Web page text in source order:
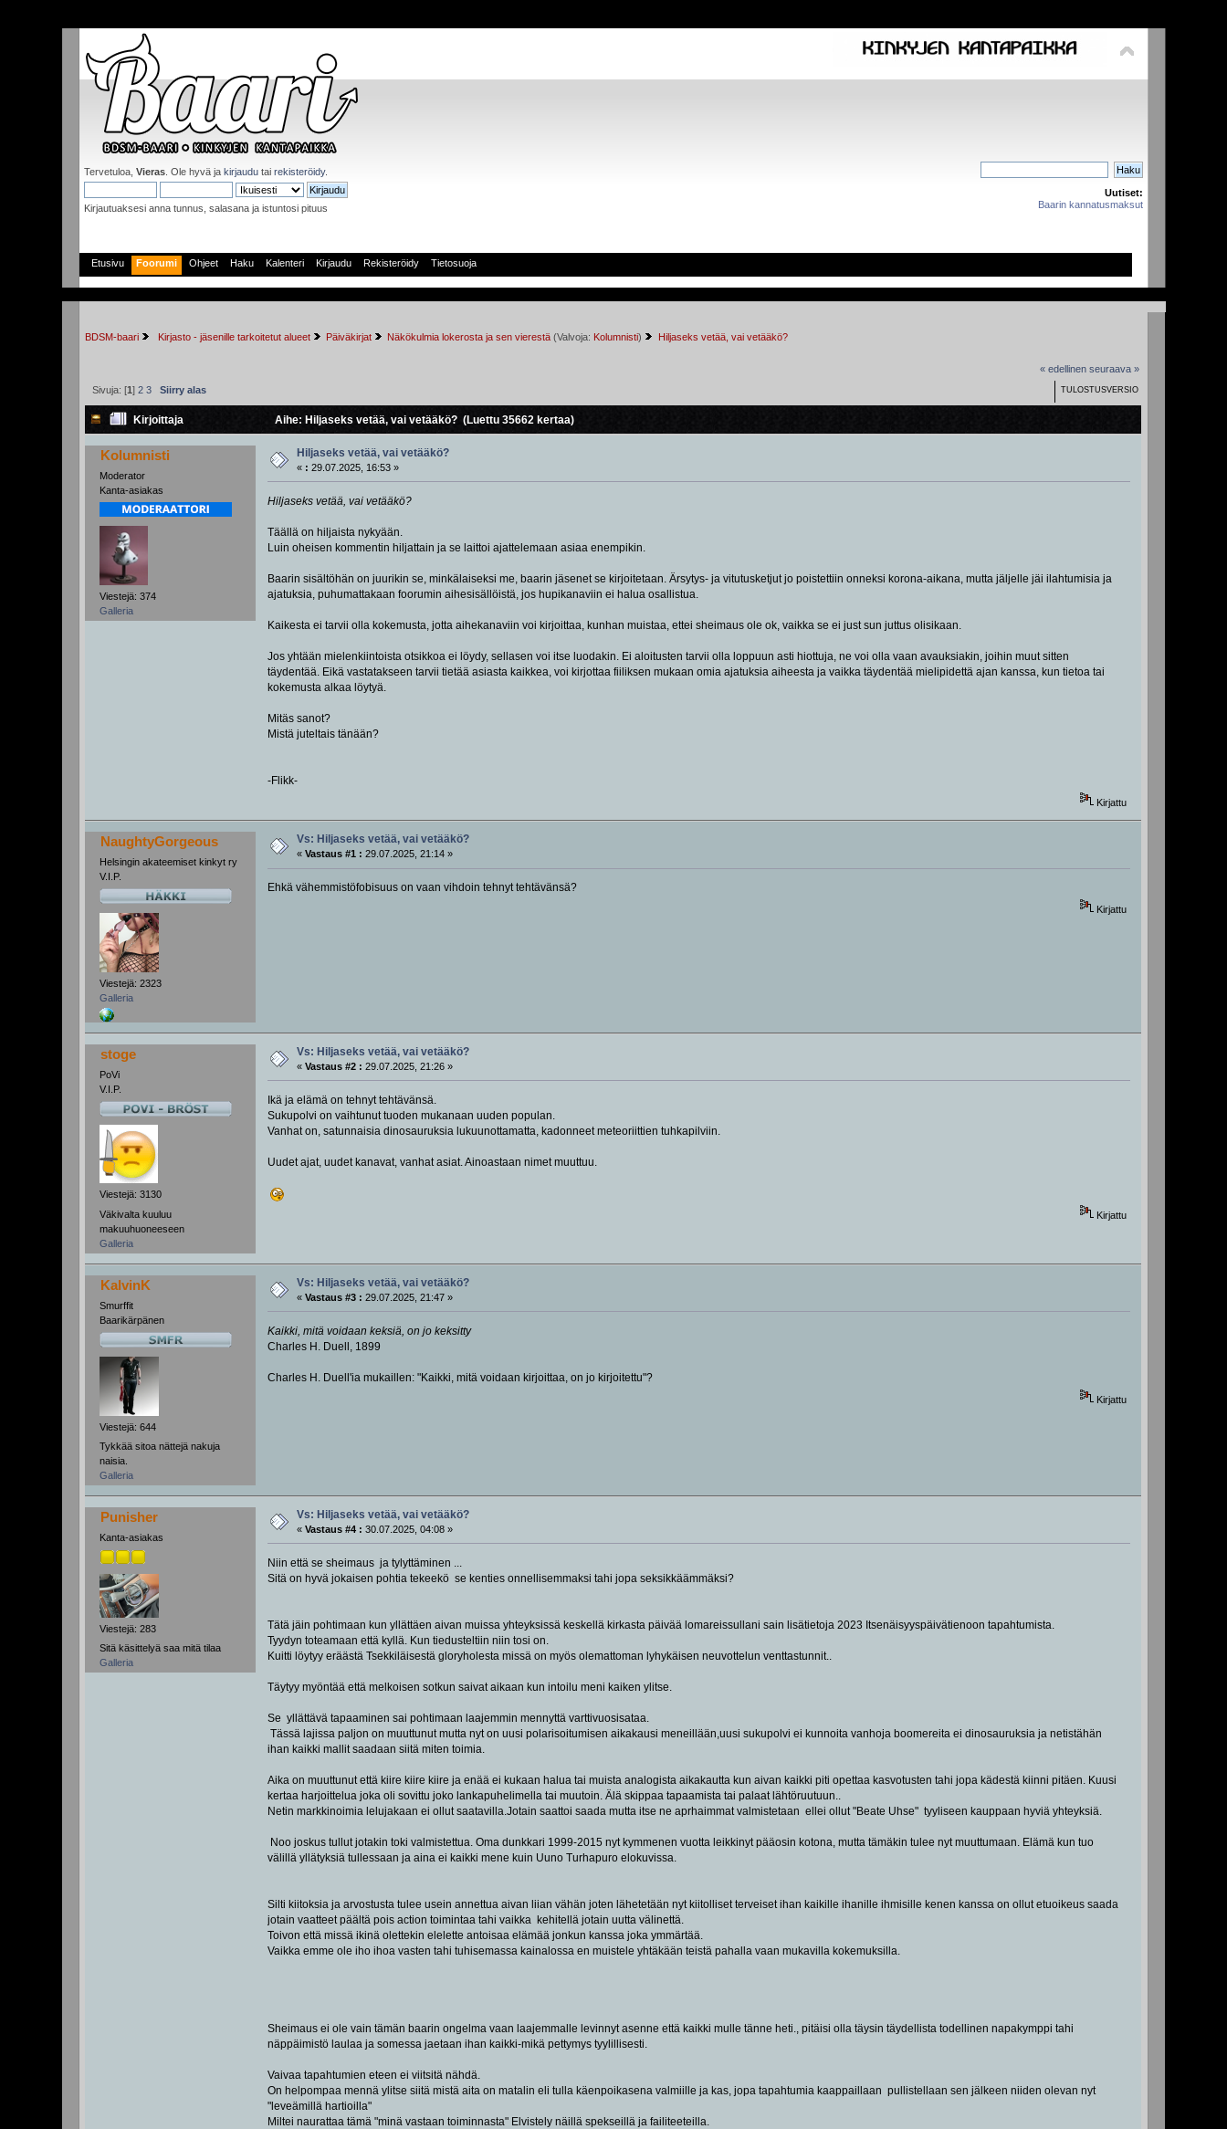
Tervetuloa,Vieras . Ole hyvä jakirjaudu tairekisteröidy.
Kirjautuaksesi anna tunnus, salasana ja istuntosi pituus
Uutiset:
Baarin kannatusmaksut
Etusivu Foorumi Ohjeet Haku Kalenteri Kirjaudu Rekisteröidy Tietosuoja
BDSM-baari Kirjasto - jäsenille tarkoitetut alueet Päiväkirjat Näkökulmia lokerosta ja sen vierestä (Valvoja: Kolumnisti) Hiljaseks vetää, vai vetääkö?
« edellinen seuraava »
TULOSTUSVERSIO
Sivuja: [1]2 3 Siirry alas
Kirjoittaja Aihe: Hiljaseks vetää, vai vetääkö? (Luettu 35662 kertaa)
Kolumnisti
Moderator
Kanta-asiakas
Viestejä: 374
Galleria
Hiljaseks vetää, vai vetääkö?
« : 29.07.2025, 16:53 »
Hiljaseks vetää, vai vetääkö?
Täällä on hiljaista nykyään.
Luin oheisen kommentin hiljattain ja se laittoi ajattelemaan asiaa enempikin.
Baarin sisältöhän on juurikin se, minkälaiseksi me, baarin jäsenet se kirjoitetaan. Ärsytys- ja vitutusketjut jo poistettiin onneksi korona-aikana, mutta jäljelle jäi ilahtumisia ja
ajatuksia, puhumattakaan foorumin aihesisällöistä, jos hupikanaviin ei halua osallistua.
Kaikesta ei tarvii olla kokemusta, jotta aihekanaviin voi kirjoittaa, kunhan muistaa, ettei sheimaus ole ok, vaikka se ei just sun juttus olisikaan.
Jos yhtään mielenkiintoista otsikkoa ei löydy, sellasen voi itse luodakin. Ei aloitusten tarvii olla loppuun asti hiottuja, ne voi olla vaan avauksiakin, joihin muut sitten
täydentää. Eikä vastatakseen tarvii tietää asiasta kaikkea, voi kirjottaa fiiliksen mukaan omia ajatuksia aiheesta ja vaikka täydentää mielipidettä ajan kanssa, kun tietoa tai
kokemusta alkaa löytyä.
Mitäs sanot?
Mistä juteltais tänään?
-Flikk-
Kirjattu
NaughtyGorgeous
Helsingin akateemiset kinkyt ry
V.I.P.
Viestejä: 2323
Galleria
Vs: Hiljaseks vetää, vai vetääkö?
«Vastaus #1 : 29.07.2025, 21:14 »
Ehkä vähemmistöfobisuus on vaan vihdoin tehnyt tehtävänsä?
Kirjattu
stoge
PoVi
V.I.P.
Viestejä: 3130
Väkivalta kuuluu
makuuhuoneeseen
Galleria
Vs: Hiljaseks vetää, vai vetääkö?
«Vastaus #2 : 29.07.2025, 21:26 »
Ikä ja elämä on tehnyt tehtävänsä.
Sukupolvi on vaihtunut tuoden mukanaan uuden populan.
Vanhat on, satunnaisia dinosauruksia lukuunottamatta, kadonneet meteoriittien tuhkapilviin.
Uudet ajat, uudet kanavat, vanhat asiat. Ainoastaan nimet muuttuu.
Kirjattu
KalvinK
Smurffit
Baarikärpänen
Viestejä: 644
Tykkää sitoa nättejä nakuja
naisia.
Galleria
Vs: Hiljaseks vetää, vai vetääkö?
«Vastaus #3 : 29.07.2025, 21:47 »
Kaikki, mitä voidaan keksiä, on jo keksitty
Charles H. Duell, 1899
Charles H. Duell'ia mukaillen: "Kaikki, mitä voidaan kirjoittaa, on jo kirjoitettu"?
Kirjattu
Punisher
Kanta-asiakas
Viestejä: 283
Sitä käsittelyä saa mitä tilaa
Galleria
Vs: Hiljaseks vetää, vai vetääkö?
«Vastaus #4 : 30.07.2025, 04:08 »
Niin että se sheimaus ja tylyttäminen ...
Sitä on hyvä jokaisen pohtia tekeekö se kenties onnellisemmaksi tahi jopa seksikkäämmäksi?
Tätä jäin pohtimaan kun yllättäen aivan muissa yhteyksissä keskellä kirkasta päivää lomareissullani sain lisätietoja 2023 Itsenäisyyspäivätienoon tapahtumista.
Tyydyn toteamaan että kyllä. Kun tiedusteltiin niin tosi on.
Kuitti löytyy eräästä Tsekkiläisestä gloryholesta missä on myös olemattoman lyhykäisen neuvottelun venttastunnit..
Täytyy myöntää että melkoisen sotkun saivat aikaan kun intoilu meni kaiken ylitse.
Se yllättävä tapaaminen sai pohtimaan laajemmin mennyttä varttivuosisataa.
Tässä lajissa paljon on muuttunut mutta nyt on uusi polarisoitumisen aikakausi meneillään,uusi sukupolvi ei kunnoita vanhoja boomereita ei dinosauruksia ja netistähän
ihan kaikki mallit saadaan siitä miten toimia.
Aika on muuttunut että kiire kiire kiire ja enää ei kukaan halua tai muista analogista aikakautta kun aivan kaikki piti opettaa kasvotusten tahi jopa kädestä kiinni pitäen. Kuusi
kertaa harjoittelua joka oli sovittu joko lankapuhelimella tai muutoin. Älä skippaa tapaamista tai palaat lähtöruutuun..
Netin markkinoimia lelujakaan ei ollut saatavilla.Jotain saattoi saada mutta itse ne aprhaimmat valmistetaan ellei ollut "Beate Uhse" tyyliseen kauppaan hyviä yhteyksiä.
Noo joskus tullut jotakin toki valmistettua. Oma dunkkari 1999-2015 nyt kymmenen vuotta leikkinyt pääosin kotona, mutta tämäkin tulee nyt muuttumaan. Elämä kun tuo
välillä yllätyksiä tullessaan ja aina ei kaikki mene kuin Uuno Turhapuro elokuvissa.
Silti kiitoksia ja arvostusta tulee usein annettua aivan liian vähän joten lähetetään nyt kiitolliset terveiset ihan kaikille ihanille ihmisille kenen kanssa on ollut etuoikeus saada
jotain vaatteet päältä pois action toimintaa tahi vaikka kehitellä jotain uutta välinettä.
Toivon että missä ikinä olettekin elelette antoisaa elämää jonkun kanssa joka ymmärtää.
Vaikka emme ole iho ihoa vasten tahi tuhisemassa kainalossa en muistele yhtäkään teistä pahalla vaan mukavilla kokemuksilla.
Sheimaus ei ole vain tämän baarin ongelma vaan laajemmalle levinnyt asenne että kaikki mulle tänne heti., pitäisi olla täysin täydellista todellinen napakymppi tahi
näppäimistö laulaa ja somessa jaetaan ihan kaikki-mikä pettymys tyylillisesti.
Vaivaa tapahtumien eteen ei viitsitä nähdä.
On helpompaa mennä ylitse siitä mistä aita on matalin eli tulla käenpoikasena valmiille ja kas, jopa tapahtumia kaappaillaan pullistellaan sen jälkeen niiden olevan nyt
"leveämillä hartioilla"
Miltei naurattaa tämä "minä vastaan toiminnasta" Elvistely näillä spekseillä ja failiteeteilla.